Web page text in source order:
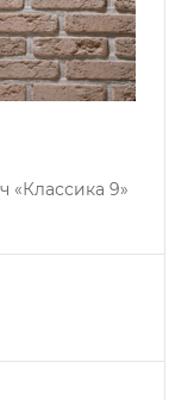
«Классика 9»